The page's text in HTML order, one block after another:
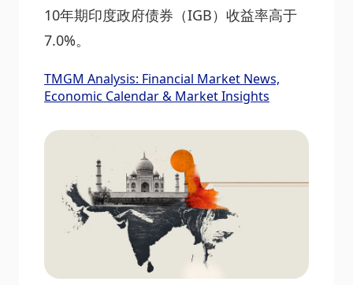
10年期印度政府债券（IGB）收益率高于
7.0%。
TMGM Analysis: Financial Market News,
Economic Calendar & Market Insights